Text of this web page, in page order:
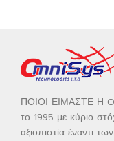
ΠΟΙΟΙ ΕΙΜΑΣΤΕ Η
το 1995 με κύριο
αξιοπιστία έναντι